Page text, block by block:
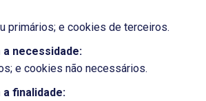
primários; e cookies de terceiros.
necessidade:
e cookies não necessários.
finalidade: